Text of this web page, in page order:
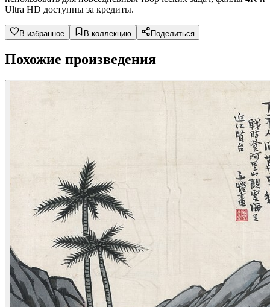
Ultra HD доступны за кредиты.
В избранное В коллекцию Поделиться
Похожие произведения